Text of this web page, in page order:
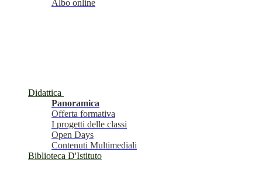
Albo online
Didattica
Panoramica
Offerta formativa
I progetti delle classi
Open Days
Contenuti Multimediali
Biblioteca D'Istituto